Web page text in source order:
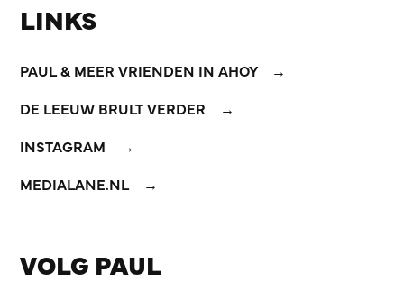
LINKS
PAUL & MEER VRIENDEN IN AHOY
DE LEEUW BRULT VERDER
INSTAGRAM
MEDIALANE.NL
VOLG PAUL